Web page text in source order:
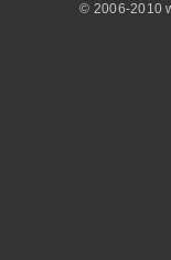
© 2006-2010